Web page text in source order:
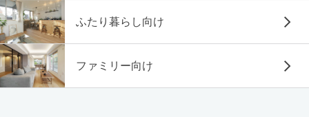
ふたり暮らし向け
ファミリー向け